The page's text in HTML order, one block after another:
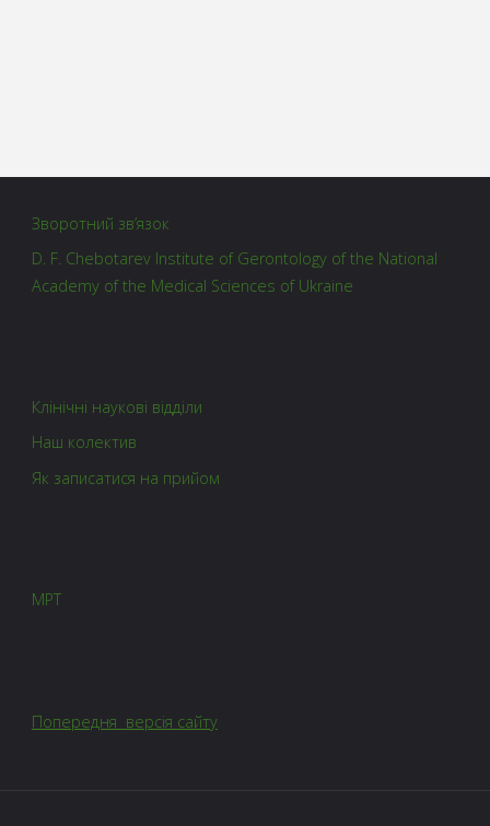
Зворотний зв’язок
D. F. Chebotarev Institute of Gerontology of the National
Academy of the Medical Sciences of Ukraine
Клінічні наукові відділи
Наш колектив
Як записатися на прийом
МРТ
Попередня версія сайту